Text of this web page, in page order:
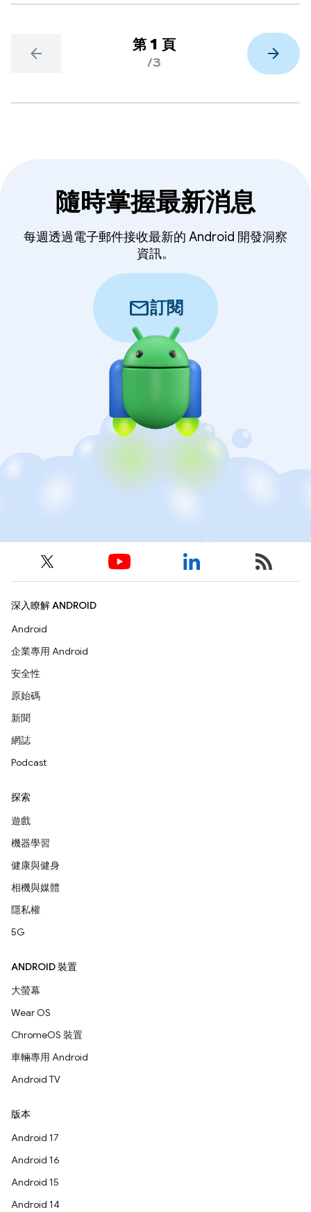
arrow_back 第 1 頁
/3 arrow_forward
隨時掌握最新消息
每週透過電子郵件接收最新的 Android 開發洞察
資訊。
mail訂閱
深入瞭解 ANDROID
Android
企業專用 Android
安全性
原始碼
新聞
網誌
Podcast
探索
遊戲
機器學習
健康與健身
相機與媒體
隱私權
5G
ANDROID 裝置
大螢幕
Wear OS
ChromeOS 裝置
車輛專用 Android
Android TV
版本
Android 17
Android 16
Android 15
Android 14